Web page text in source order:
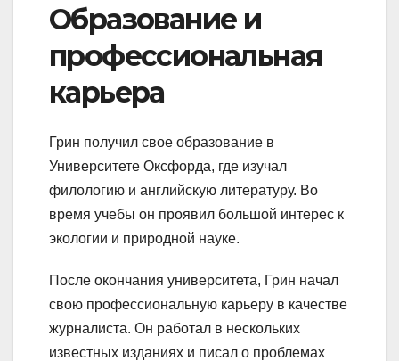
Образование и
профессиональная
карьера
Грин получил свое образование в
Университете Оксфорда, где изучал
филологию и английскую литературу. Во
время учебы он проявил большой интерес к
экологии и природной науке.
После окончания университета, Грин начал
свою профессиональную карьеру в качестве
журналиста. Он работал в нескольких
известных изданиях и писал о проблемах